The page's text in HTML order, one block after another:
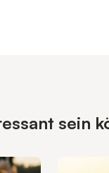
sein